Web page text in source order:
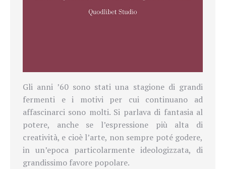
Gli anni ’60 sono stati una stagione di grandi
fermenti e i motivi per cui continuano ad
affascinarci sono molti. Si parlava di fantasia al
potere, anche se l’espressione più alta di
creatività, e cioè l’arte, non sempre poté godere,
in un’epoca particolarmente ideologizzata, di
grandissimo favore popolare.